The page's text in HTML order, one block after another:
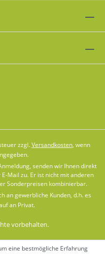
zzgl.Versandkosten, wenn
senden wir Ihnen direkt
Mail zu. Er ist nicht mit anderen
Sonderpreisen kombinierbar.
an gewerbliche Kunden, d.h. es
an Privat.
vorbehalten.
eine bestmögliche Erfahrung